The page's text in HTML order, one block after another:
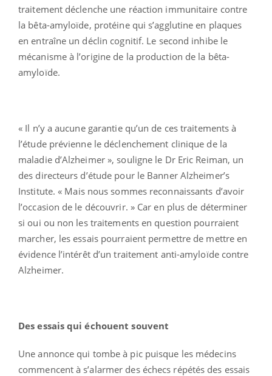
traitement déclenche une réaction immunitaire contre
la bêta-amyloïde, protéine qui s’agglutine en plaques
en entraîne un déclin cognitif. Le second inhibe le
mécanisme à l’origine de la production de la bêta-
amyloïde.
« Il n’y a aucune garantie qu’un de ces traitements à
l’étude prévienne le déclenchement clinique de la
maladie d’Alzheimer », souligne le Dr Eric Reiman, un
des directeurs d’étude pour le Banner Alzheimer’s
Institute. « Mais nous sommes reconnaissants d’avoir
l’occasion de le découvrir. » Car en plus de déterminer
si oui ou non les traitements en question pourraient
marcher, les essais pourraient permettre de mettre en
évidence l’intérêt d’un traitement anti-amyloïde contre
Alzheimer.
Des essais qui échouent souvent
Une annonce qui tombe à pic puisque les médecins
commencent à s’alarmer des échecs répétés des essais